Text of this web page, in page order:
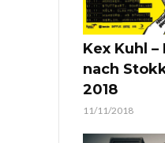
Kex Kuhl
nach
2018
11/11/2018